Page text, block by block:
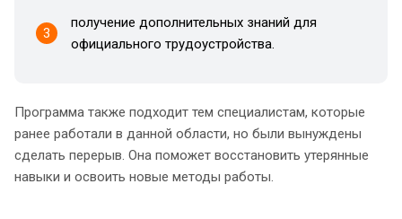
3
получение дополнительных знаний для
официального трудоустройства.
Программа также подходит тем специалистам, которые
ранее работали в данной области, но были вынуждены
сделать перерыв. Она поможет восстановить утерянные
навыки и освоить новые методы работы.